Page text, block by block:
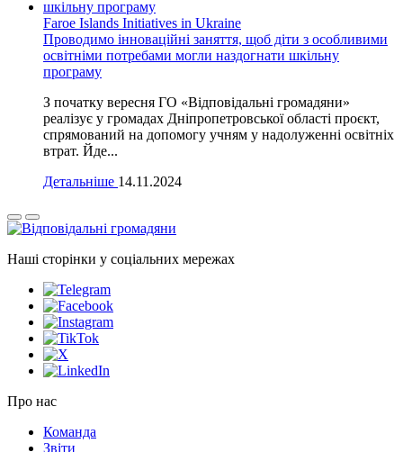
Faroe Islands Initiatives in Ukraine
Проводимо інноваційні заняття, щоб діти з особливими
освітніми потребами могли наздогнати шкільну
програму
З початку вересня ГО «Відповідальні громадяни»
реалізує у громадах Дніпропетровської області проєкт,
спрямований на допомогу учням у надолуженні освітніх
втрат. Йде...
Детальніше 14.11.2024
Наші сторінки у соціальних мережах
Про нас
Команда
Звіти